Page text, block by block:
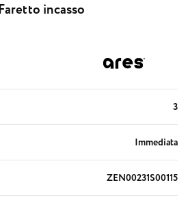
incasso
3
Immediata
ZEN00231S00115